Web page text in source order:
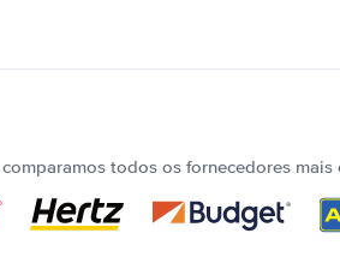
todos os fornecedores mais